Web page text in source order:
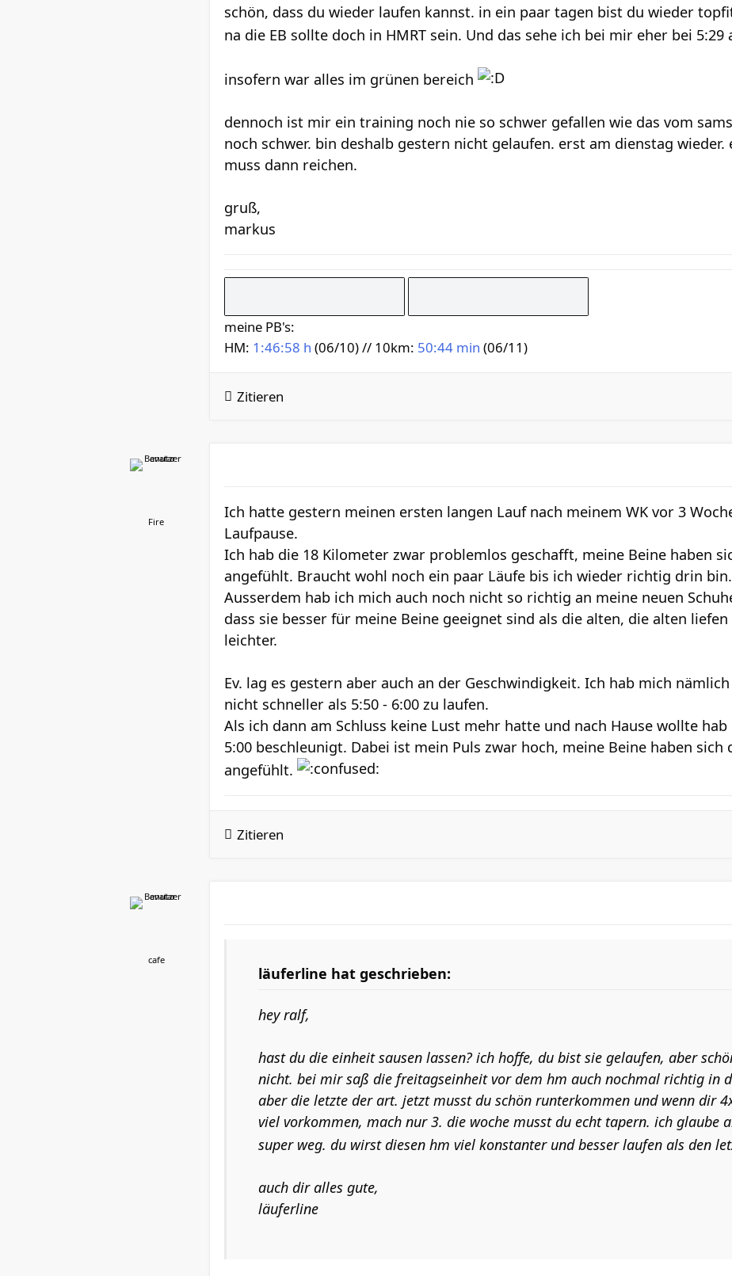
schön, dass du wieder laufen kannst. in ein paar tagen bist du wieder
na die EB sollte doch in HMRT sein. Und das sehe ich bei mir eher bei 5:29
insofern war alles im grünen bereich
dennoch ist mir ein training noch nie so schwer gefallen wie das vom
noch schwer. bin deshalb gestern nicht gelaufen. erst am dienstag wieder.
muss dann reichen.
gruß,
markus
meine PB's:
HM: 1:46:58 h (06/10) // 10km: 50:44 min (06/11)
Zitieren
Fire
Ich hatte gestern meinen ersten langen Lauf nach meinem WK vor 3
Laufpause.
Ich hab die 18 Kilometer zwar problemlos geschafft, meine Beine haben
angefühlt. Braucht wohl noch ein paar Läufe bis ich wieder richtig drin bin.
Ausserdem hab ich mich auch noch nicht so richtig an meine neuen
dass sie besser für meine Beine geeignet sind als die alten, die alten
leichter.
Ev. lag es gestern aber auch an der Geschwindigkeit. Ich hab mich
nicht schneller als 5:50 - 6:00 zu laufen.
Als ich dann am Schluss keine Lust mehr hatte und nach Hause wollte
5:00 beschleunigt. Dabei ist mein Puls zwar hoch, meine Beine haben sich
angefühlt.
Zitieren
cafe
läuferline hat geschrieben:
hey ralf,
hast du die einheit sausen lassen? ich hoffe, du bist sie gelaufen, aber
nicht. bei mir saß die freitagseinheit vor dem hm auch nochmal richtig in
aber die letzte der art. jetzt musst du schön runterkommen und wenn dir
viel vorkommen, mach nur 3. die woche musst du echt tapern. ich glaube
super weg. du wirst diesen hm viel konstanter und besser laufen als den
auch dir alles gute,
läuferline